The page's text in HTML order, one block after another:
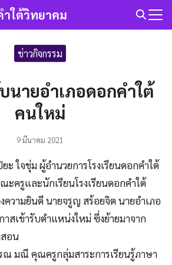
ำใต้วิทยาคม
ข่าวกิจกรรม
ายอำเภอดอกคำใต้
คนใหม่
9 มีนาคม 2021
ะ ใจชุ่ม ผู้อำนวยการโรงเรียนดอกคำใต้
ครูและนักเรียนโรงเรียนดอกคำใต้
ความยินดี นายจรูญ สร้อยจิต นายอำเภอ
าสเข้ารับตำแหน่งใหม่ ซึ่งย้ายมาจาก
สอน
ณ มณี คุณครูกลุ่มสาระการเรียนรู้ภาษา